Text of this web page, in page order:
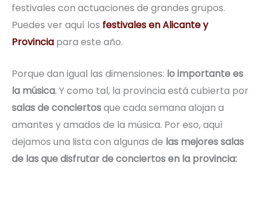
festivales con actuaciones de grandes grupos.
Puedes ver aquí los festivales en Alicante y
Provincia para este año.
Porque dan igual las dimensiones: lo importante es
la música. Y como tal, la provincia está cubierta por
salas de conciertosque cada semana alojan a
amantes y amados de la música. Por eso, aquí
dejamos una lista con algunas de las mejores salas
de las que disfrutar de conciertos en la provincia: